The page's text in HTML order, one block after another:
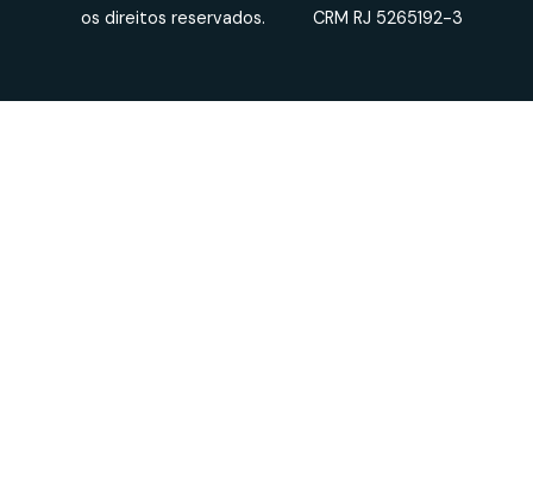
os direitos reservados.
CRM RJ 5265192-3